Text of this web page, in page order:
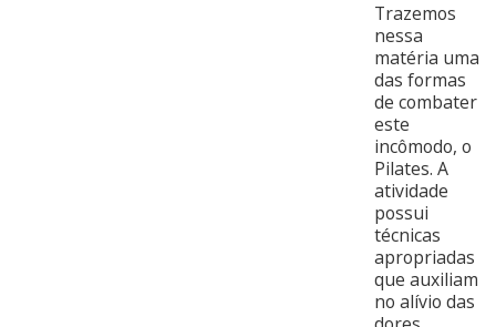
Trazemos
nessa
matéria uma
das formas
de combater
este
incômodo, o
Pilates. A
atividade
possui
técnicas
apropriadas
que auxiliam
no alívio das